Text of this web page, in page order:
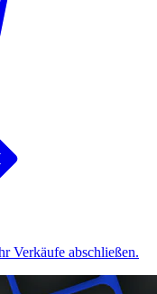
Verkäufe abschließen.